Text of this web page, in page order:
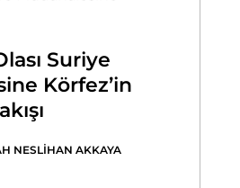
Suriye
Körfez’in
NESLİHAN AKKAYA